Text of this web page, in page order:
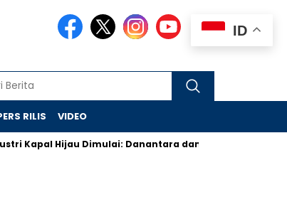
RILIS VIDEO
Kapal Hijau Dimulai: Danantara dan Rusia Rancang
ID